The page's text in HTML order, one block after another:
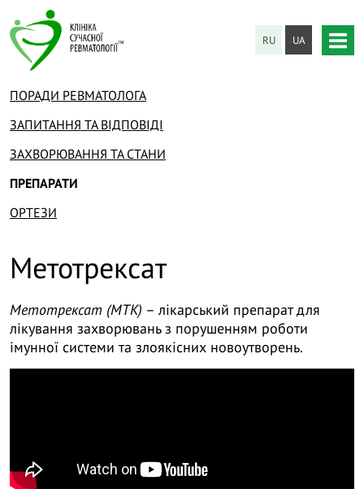
RU UA
ПОРАДИ РЕВМАТОЛОГА
ЗАПИТАННЯ ТА ВІДПОВІДІ
ЗАХВОРЮВАННЯ ТА СТАНИ
ПРЕПАРАТИ
ОРТЕЗИ
Метотрексат
Метотрексат (МТК) – лікарський препарат для
лікування захворювань з порушенням роботи
імунної системи та злоякісних новоутворень.